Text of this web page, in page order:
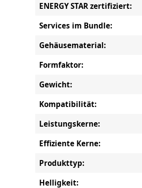
ENERGY STAR zertifiziert:
Services im Bundle:
Gehäusematerial:
Formfaktor:
Gewicht:
Kompatibilität:
Leistungskerne:
Effiziente Kerne:
Produkttyp:
Helligkeit: